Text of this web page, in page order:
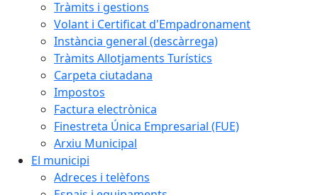
Tràmits i gestions
Volant i Certificat d'Empadronament
Instància general (descàrrega)
Tràmits Allotjaments Turístics
Carpeta ciutadana
Impostos
Factura electrònica
Finestreta Única Empresarial (FUE)
Arxiu Municipal
El municipi
Adreces i telèfons